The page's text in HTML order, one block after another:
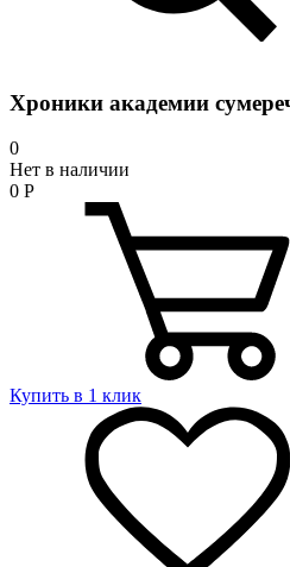
Хроники академии
0
Нет в наличии
0 Р
Купить в 1 клик